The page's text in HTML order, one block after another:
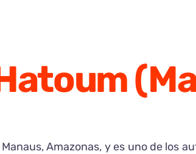
Amazonas, y es uno de los